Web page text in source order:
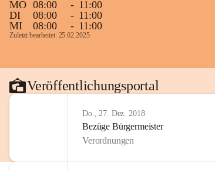
MO 08:00 - 11:00
DI
08:00 - 11:00
MI
08:00 - 11:00
Zuletzt bearbeitet: 25.02.2025
Veröffentlichungsportal
Do., 27. Dez. 2018
Bezüge Bürgermeister
Verordnungen